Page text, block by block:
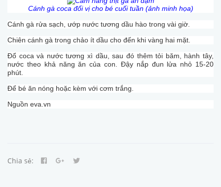
Cánh gà coca đổi vị cho bé cuối tuần (ảnh minh họa)
Cánh gà rửa sạch, ướp nước tương dầu hào trong vài giờ.
Chiên cánh gà trong chảo ít dầu cho đến khi vàng hai mặt.
Đổ coca và nước tương xì dầu, sau đó thêm tỏi băm, hành tây,
nước theo khả năng ăn của con. Đậy nắp đun lửa nhỏ 15-20
phút.
Để bé ăn nóng hoặc kèm với cơm trắng.
Nguồn eva.vn
Chia sẻ: